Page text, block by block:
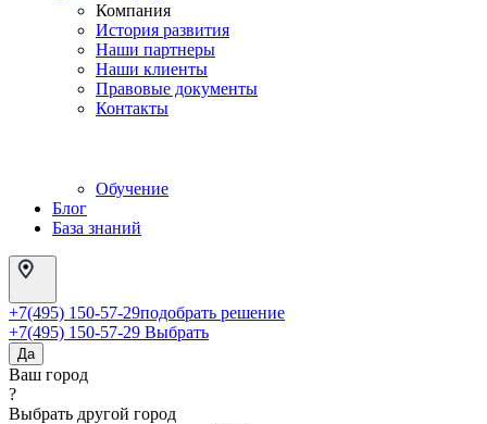
Компания
История развития
Наши партнеры
Наши клиенты
Правовые документы
Контакты
Обучение
Блог
База знаний
+7(495) 150-57-29подобрать решение
+7(495) 150-57-29 Выбрать
Да
Ваш город
?
Выбрать другой город